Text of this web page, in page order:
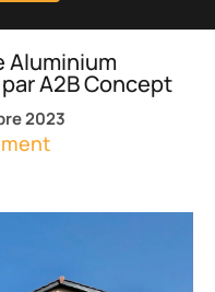
Aluminium
A2B Concept
2023